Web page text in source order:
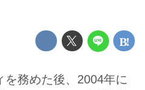
務めた後、2004年に